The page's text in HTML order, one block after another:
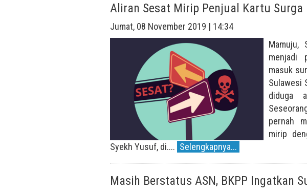
Aliran Sesat Mirip Penjual Kartu
Jumat, 08 November 2019 | 14:34
Mamuju,
menjadi
masuk
Sulawesi
diduga
pernah
mirip
Syekh Yusuf, di.... Selengkapnya...
Masih Berstatus ASN, BKPP Ingatkan